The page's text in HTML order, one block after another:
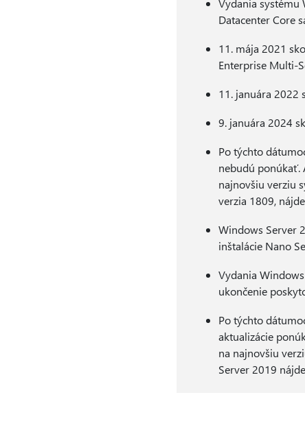
Vydania systému
Datacenter Core
11. mája 2021
Enterprise Multi-
11. januára 2022
9. januára 2024
Po týchto
nebudú ponúkať.
najnovšiu verziu
verzia 1809,
Windows Server
inštalácie Nano
Vydania
ukončenie
Po týchto
aktualizácie
na najnovšiu
Server 2019